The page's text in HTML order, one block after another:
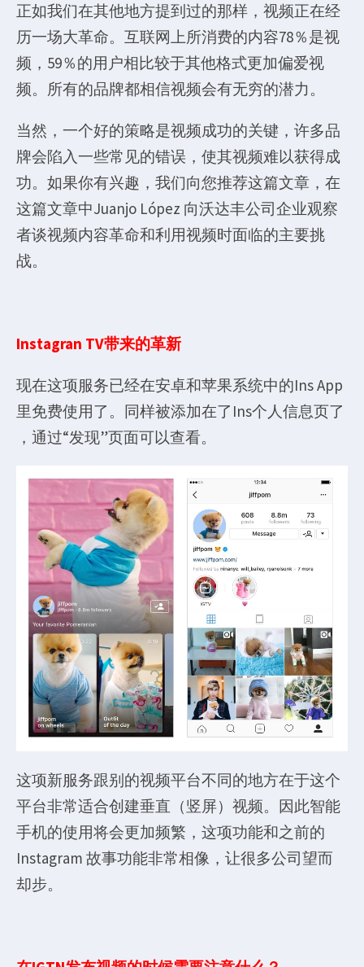
正如我们在其他地方提到过的那样，视频正在经
历一场大革命。互联网上所消费的内容78％是视
频，59％的用户相比较于其他格式更加偏爱视
频。所有的品牌都相信视频会有无穷的潜力。
当然，一个好的策略是视频成功的关键，许多品
牌会陷入一些常见的错误，使其视频难以获得成
功。如果你有兴趣，我们向您推荐这篇文章，在
这篇文章中Juanjo López 向沃达丰公司企业观察
者谈视频内容革命和利用视频时面临的主要挑
战。
Instagran TV带来的革新
现在这项服务已经在安卓和苹果系统中的Ins App
里免费使用了。同样被添加在了Ins个人信息页了
，通过“发现”页面可以查看。
这项新服务跟别的视频平台不同的地方在于这个
平台非常适合创建垂直（竖屏）视频。因此智能
手机的使用将会更加频繁，这项功能和之前的
Instagram 故事功能非常相像，让很多公司望而
却步。